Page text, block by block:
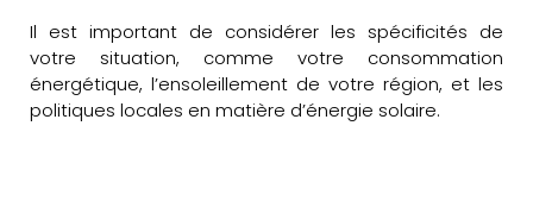
Il est important de considérer les spécificités de
votre situation, comme votre consommation
énergétique, l’ensoleillement de votre région, et les
politiques locales en matière d’énergie solaire.